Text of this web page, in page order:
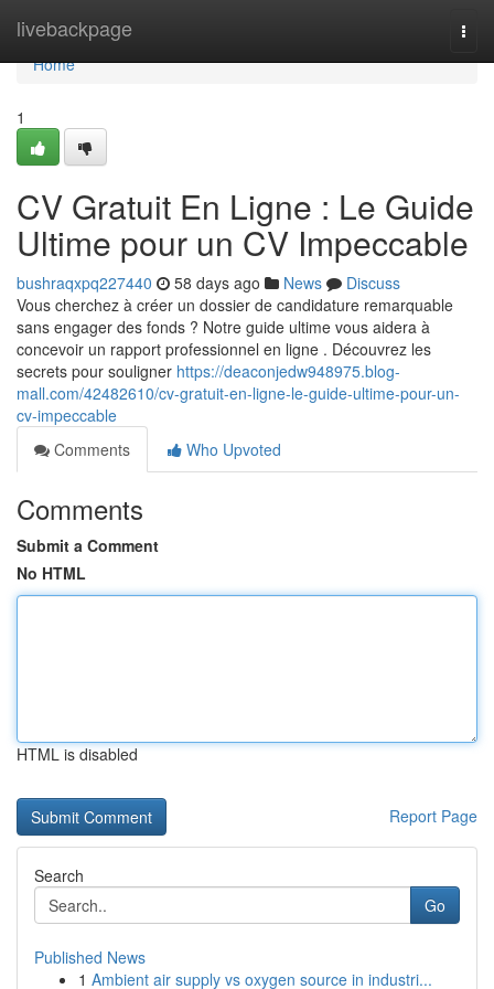
livebackpage
Home
Home
1
CV Gratuit En Ligne : Le Guide
Ultime pour un CV Impeccable
bushraqxpq227440 58 days ago News
Discuss
Vous cherchez à créer un dossier de candidature remarquable
sans engager des fonds ? Notre guide ultime vous aidera à
concevoir un rapport professionnel en ligne . Découvrez les
secrets pour souligner https://deaconjedw948975.blog-
mall.com/42482610/cv-gratuit-en-ligne-le-guide-ultime-pour-un-
cv-impeccable
Comments
Who Upvoted
Comments
Submit a Comment
No HTML
HTML is disabled
Report Page
Search
Go
Published News
1 Ambient air supply vs oxygen source in industri...